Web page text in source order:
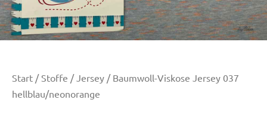
Start / Stoffe / Jersey / Baumwoll-Viskose Jersey 037
hellblau/neonorange